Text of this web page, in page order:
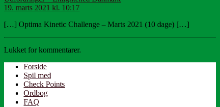
19. marts 2021 kl. 10:17
[…] Optima Kinetic Challenge – Marts 2021 (10 dage) […]
Lukket for kommentarer.
Forside
Spil med
Check Points
Ordbog
FAQ